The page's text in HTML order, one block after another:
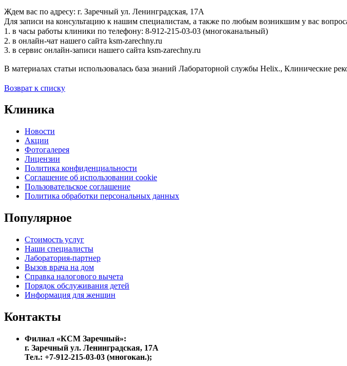
Ждем вас по адресу: г. Заречный ул. Ленинградская, 17А⠀
Для записи на консультацию к нашим специалистам, а также по любым возникшим у вас
1. в часы работы клиники по телефону: 8-912-215-03-03 (многоканальный)⠀
2. в онлайн-чат нашего сайта ksm-zarechny.ru⠀
3. в сервис онлайн-записи нашего сайта ksm-zarechny.ru
В материалах статьи использовалась база знаний Лабораторной службы Helix., Клинические
Возврат к списку
Клиника
Новости
Акции
Фотогалерея
Лицензии
Политика конфиденциальности
Соглашение об использовании cookie
Пользовательское соглашение
Политика обработки персональных данных
Популярное
Стоимость услуг
Наши специалисты
Лаборатория-партнер
Вызов врача на дом
Справка налогового вычета
Порядок обслуживания детей
Информация для женщин
Контакты
Филиал «КСМ Заречный»:
г. Заречный ул. Ленинградская, 17А
Тел.: +7-912-215-03-03 (многокан.);